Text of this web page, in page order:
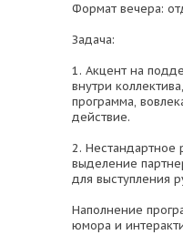
Формат вечера:
Задача:
1. Акцент на
внутри
программа,
действие.
2. Нестандартное
выделение
для выступления
Наполнение
юмора и